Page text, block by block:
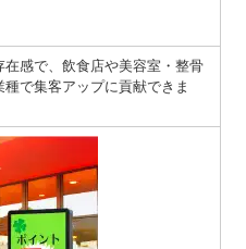
感で、飲食店や美容室・整骨
で集客アップに貢献できま